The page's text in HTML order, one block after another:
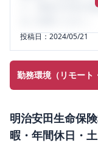
り、将来の不安や
投稿日：2024/05/21
勤務環境（リモート
明治安田生命保
暇・年間休日・土